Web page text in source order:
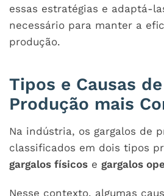
essas estratégias e adaptá-
necessário para manter a
produção.
Tipos e Causas
Produção mais
Na indústria, os gargalos de
classificados em dois tipos
gargalos físicos e gargalos
Nesse contexto, algumas